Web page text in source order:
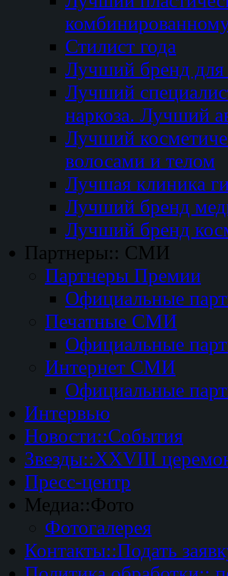
Стилист года
Лучший бренд
Лучший
наркоза. Лучший
Лучший
волосами и телом
Лучшая клиника
Лучший бренд
Лучший бренд
Партнеры:: СМИ
Партнеры Премии
Официальные
Печатные СМИ
Официальные
Интернет СМИ
Официальные
Интервью
Новости::События
Звезды::XXVIII
Пресс-центр
Медиа::Фото
Фотогалерея
Контакты::Подать